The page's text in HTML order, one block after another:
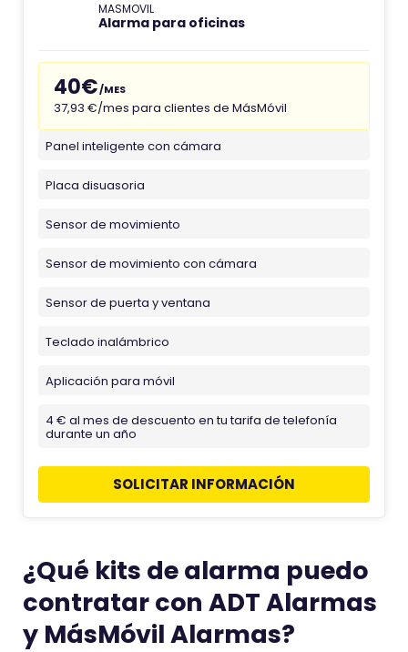
MASMOVIL
Alarma para oficinas
40€/MES
37,93 €/mes para clientes de MásMóvil
Panel inteligente con cámara
Placa disuasoria
Sensor de movimiento
Sensor de movimiento con cámara
Sensor de puerta y ventana
Teclado inalámbrico
Aplicación para móvil
4 € al mes de descuento en tu tarifa de telefonía
durante un año
SOLICITAR INFORMACIÓN
¿Qué kits de alarma puedo
contratar con ADT Alarmas
y MásMóvil Alarmas?